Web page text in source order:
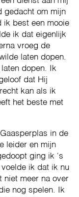
gedacht om mijn
ik best een mooie
ik dat eigenlijk
vroeg de
laten dopen.
dopen. Ik
dat Hij
kan als ik
het beste met
in de
leider en mijn
ging ik ‘s
ik dat ik nu
niet meer na over
nog spelen. Ik